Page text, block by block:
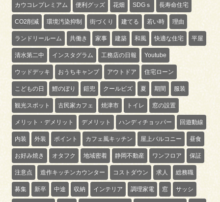
カウコレプレミアム 便利グッズ 花畑 SDGｓ 長寿命住宅
CO2削減 環境汚染抑制 街づくり 建てる 若い時 理由
ランドリールーム 共働き 家事 建築 和風 快適な住宅 平屋
清水第二中 インスタグラム 工務店の日報 Youtube
ウッドデッキ おうちキャンプ アウトドア 住宅ローン
こどもの日 鯉のぼり 鎧兜 クールビズ 夏 期間 服装
観光スポット 古民家カフェ 焼津市 トイレ 窓の設置
メリット・デメリット デメリット ハンディチョッパー 回遊動線
内装 外装 ポイント カフェ風キッチン 屋上バルコニー 昼食
お好み焼き オタフク 地域密着 静岡不動産 ワンフロア 保証
注意点 造作キッチンカウンター コストダウン 求人 総務職
募集 新卒 中途 収納 インテリア 調理家電 窓 サッシ